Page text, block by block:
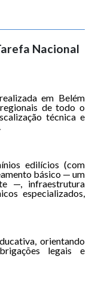
Nacional
em Belém
de todo o
técnica e
edilícios (com
básico — um
—, infraestrutura
especializados,
orientando
legais e